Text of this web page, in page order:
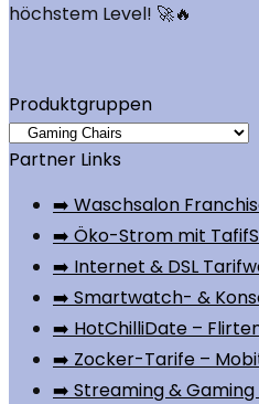
höchstem Level! 🚀🔥
Produktgruppen
Partner Links
➡️ Waschsalon
➡️ Öko-Strom mit
➡️ Internet & DSL
➡️ Smartwatch- &
➡️ HotChilliDate –
➡️ Zocker-Tarife –
➡️ Streaming &